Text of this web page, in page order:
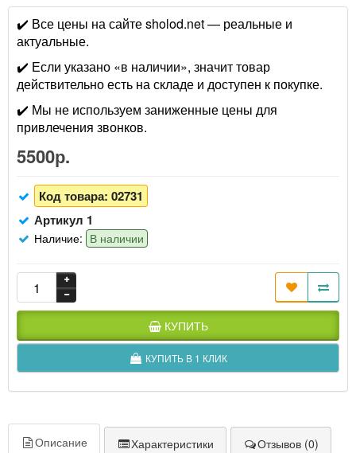
✔️ Все цены на сайте sholod.net — реальные и
актуальные.
✔️ Если указано «в наличии», значит товар
действительно есть на складе и доступен к покупке.
✔️ Мы не используем заниженные цены для
привлечения звонков.
5500р.
Код товара: 02731
Артикул 1
Наличие: В наличии
КУПИТЬ
КУПИТЬ В 1 КЛИК
Описание Характеристики Отзывов (0)